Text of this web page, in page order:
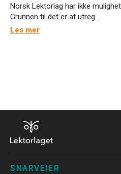
Norsk Lektorlag har ikke
Grunnen til det er at utreg...
Les mer
SNARVEIER